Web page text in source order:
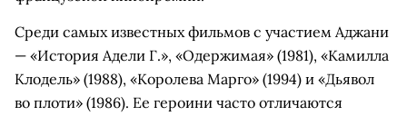
Среди самых известных фильмов с участием Аджани
— «История Адели Г.», «Одержимая» (1981), «Камилла
Клодель» (1988), «Королева Марго» (1994) и «Дьявол
во плоти» (1986). Ее героини часто отличаются